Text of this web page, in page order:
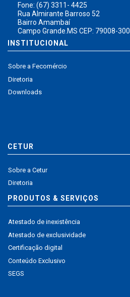
Fone: (67) 3311- 4425
Rua Almirante Barroso 52
Bairro Amambaí
Campo Grande.MS CEP: 79008-300
INSTITUCIONAL
Sobre a Fecomércio
Diretoria
Downloads
CETUR
Sobre a Cetur
Diretoria
PRODUTOS & SERVIÇOS
Atestado de inexistência
Atestado de exclusividade
Certificação digital
Conteúdo Exclusivo
SEGS